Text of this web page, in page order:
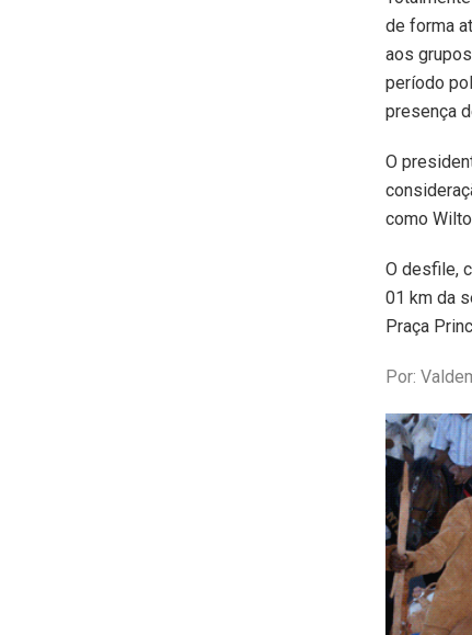
de forma
aos
período
presença
O
como
O desfile,
01 km da
Praça
Por: